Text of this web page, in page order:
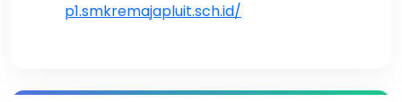
p1.smkremajapluit.sch.id/